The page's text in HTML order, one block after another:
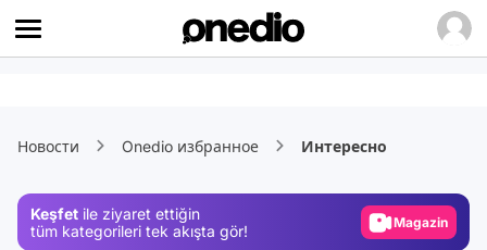
Новости Onedio избранное Интересно
Keşfet ile ziyaret ettiğin
tüm kategorileri tek akışta gör!
Video